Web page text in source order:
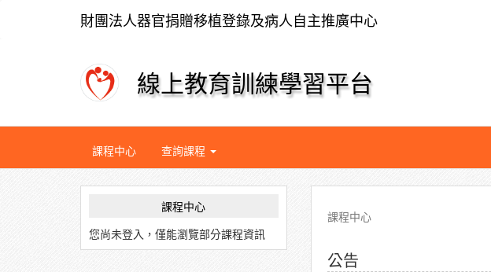
財團法人器官捐贈移植登錄及病人自主推廣中心
線上教育訓練學習平台
課程中心 查詢課程
課程中心
您尚未登入，僅能瀏覽部分課程資訊
課程中心
公告